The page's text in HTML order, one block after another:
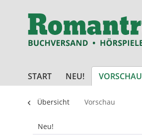
START NEU! VORSCHAU
Übersicht Vorschau
Neu!